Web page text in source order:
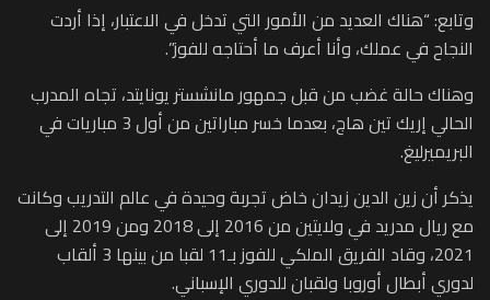
وتابع: “هناك العديد من الأمور التي تدخل في الاعتبار، إذا أردت
النجاح في عملك، وأنا أعرف ما أحتاجه للفوز”.
وهناك حالة غضب من قبل جمهور مانشستر يونايتد، تجاه المدرب
الحالي إريك تين هاج، بعدما خسر مباراتين من أول 3 مباريات في
البريميرليغ.
يذكر أن زين الدين زيدان خاض تجربة وحيدة في عالم التدريب وكانت
مع ريال مدريد في ولايتين من 2016 إلى 2018 ومن 2019 إلى
2021، وقاد الفريق الملكي للفوز بـ11 لقبا من بينها 3 ألقاب
لدوري أبطال أوروبا ولقبان للدوري الإسباني.